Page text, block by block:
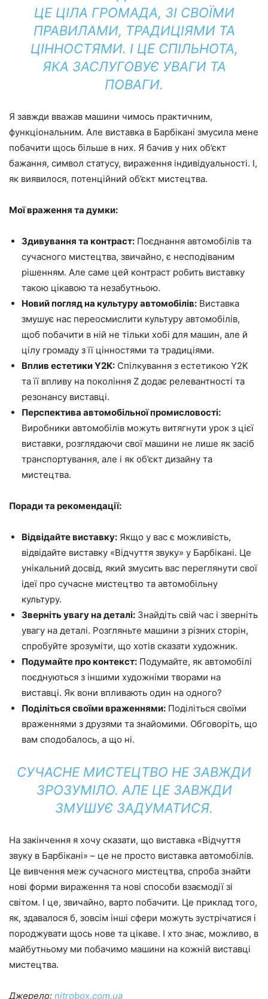
ЦЕ ЦІЛА ГРОМАДА, ЗІ СВОЇМИ
ПРАВИЛАМИ, ТРАДИЦІЯМИ ТА
ЦІННОСТЯМИ. І ЦЕ СПІЛЬНОТА,
ЯКА ЗАСЛУГОВУЄ УВАГИ ТА
ПОВАГИ.
Я завжди вважав машини чимось практичним,
функціональним. Але виставка в Барбікані змусила мене
побачити щось більше в них. Я бачив у них об’єкт
бажання, символ статусу, вираження індивідуальності. І,
як виявилося, потенційний об’єкт мистецтва.
Мої враження та думки:
Здивування та контраст: Поєднання автомобілів та
сучасного мистецтва, звичайно, є несподіваним
рішенням. Але саме цей контраст робить виставку
такою цікавою та незабутньою.
Новий погляд на культуру автомобілів: Виставка
змушує нас переосмислити культуру автомобілів,
щоб побачити в ній не тільки хобі для машин, але й
цілу громаду з її цінностями та традиціями.
Вплив естетики Y2K: Спілкування з естетикою Y2K
та її впливу на покоління Z додає релевантності та
резонансу виставці.
Перспектива автомобільної промисловості:
Виробники автомобілів можуть витягнути урок з цієї
виставки, розглядаючи свої машини не лише як засіб
транспортування, але і як об’єкт дизайну та
мистецтва.
Поради та рекомендації:
Відвідайте виставку: Якщо у вас є можливість,
відвідайте виставку «Відчуття звуку» у Барбікані. Це
унікальний досвід, який змусить вас переглянути свої
ідеї про сучасне мистецтво та автомобільну
культуру.
Зверніть увагу на деталі: Знайдіть свій час і зверніть
увагу на деталі. Розгляньте машини з різних сторін,
спробуйте зрозуміти, що хотів сказати художник.
Подумайте про контекст: Подумайте, як автомобілі
поєднуються з іншими художніми творами на
виставці. Як вони впливають один на одного?
Поділіться своїми враженнями: Поділіться своїми
враженнями з друзями та знайомими. Обговоріть, що
вам сподобалось, а що ні.
СУЧАСНЕ МИСТЕЦТВО НЕ ЗАВЖДИ
ЗРОЗУМІЛО. АЛЕ ЦЕ ЗАВЖДИ
ЗМУШУЄ ЗАДУМАТИСЯ.
На закінчення я хочу сказати, що виставка «Відчуття
звуку в Барбікані» – це не просто виставка автомобілів.
Це вивчення меж сучасного мистецтва, спроба знайти
нові форми вираження та нові способи взаємодії зі
світом. І це, звичайно, варто побачити. Це приклад того,
як, здавалося б, зовсім інші сфери можуть зустрічатися і
породжувати щось нове та цікаве. І хто знає, можливо, в
майбутньому ми побачимо машини на кожній виставці
мистецтва.
Джерело: nitrobox.com.ua